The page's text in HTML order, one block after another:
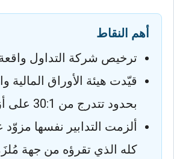
أهم النقاط
ترخيص شركة التداول
بحدود تتدرج من 30:1 على أزواج العملات الرئيسية إلى 2:1 على العملات المشفرة.
ألزمت التدابير نفسها
كله الذي تقرؤه من جهة